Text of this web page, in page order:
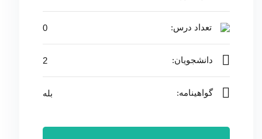
تعداد درس:
دانشجویان:
گواهینامه: بله